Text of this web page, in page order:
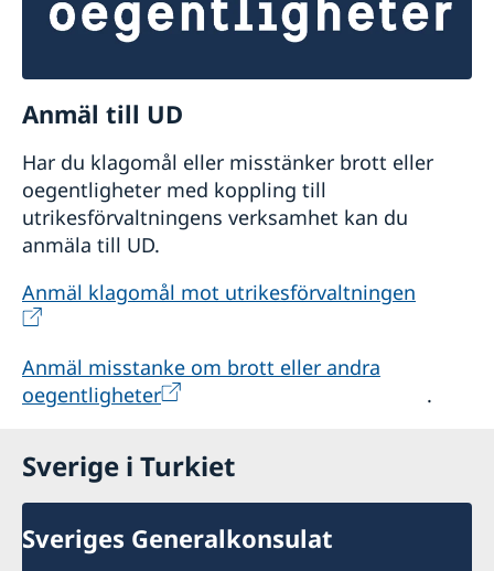
Anmäl till UD
Har du klagomål eller misstänker brott eller
oegentligheter med koppling till
utrikesförvaltningens verksamhet kan du
anmäla till UD.
Anmäl klagomål mot utrikesförvaltningen
Anmäl misstanke om brott eller andra
oegentligheter
.
Sverige i Turkiet
Sveriges Generalkonsulat